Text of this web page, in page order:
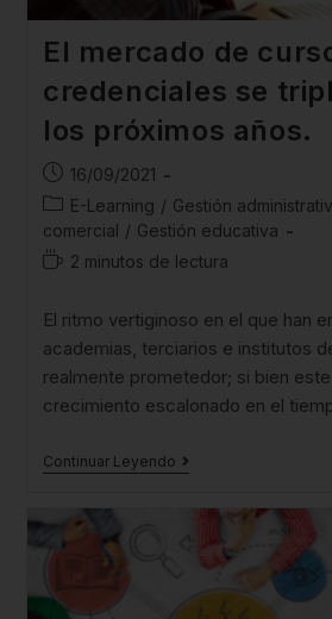
El mercado de
credenciales se
los próximos años.
16/09/2021
E-Learning / Gestión
comercial / Gestión educativa
2 minutos de lectura
El ritmo vertiginoso en el que han
academias, terciarios e institutos
realmente prometedor; si bien
crecimiento escalonado en el
Continuar Leyendo